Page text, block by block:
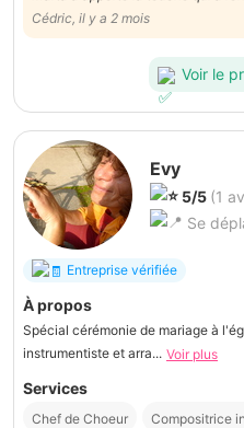
exceptionnelle. Super à l’écoute
discrètement. Sans oublier le plus
Cédric, il y a 2 mois
Voir le
Evy
5/5 (1
Se
Entreprise vérifiée
À propos
Spécial cérémonie de mariage à
instrumentiste et arra... Voir plus
Services
Chef de Choeur Compositrice